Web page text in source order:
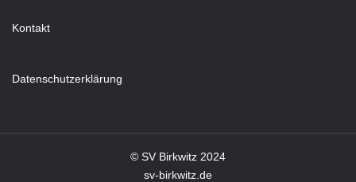
Kontakt
Datenschutzerklärung
© SV Birkwitz 2024
sv-birkwitz.de